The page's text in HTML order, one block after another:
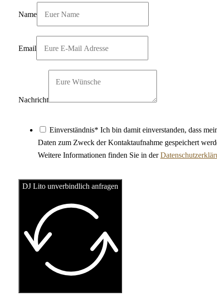
Name
Email
Nachricht
Einverständnis* Ich bin damit einverstanden, dass
Daten zum Zweck der Kontaktaufnahme gespeichert
Weitere Informationen finden Sie in der
DJ Lito unverbindlich anfragen